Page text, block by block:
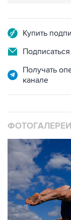
Купить
Получать
канале
ФОТОГАЛЕРЕИ